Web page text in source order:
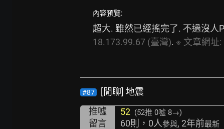
內容預覽:
超大. 雖然已經搖完了. 不過沒人
18.173.99.67 (臺灣). ※ 文章網址:
#87
[閒聊] 地震
推噓
52 (52推 0噓 8→)
留言 60則，0人參與, 2年前最新